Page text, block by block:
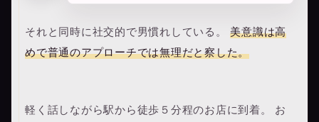
それと同時に社交的で男慣れしている。美意識は高
めで普通のアプローチでは無理だと察した。
軽く話しながら駅から徒歩５分程のお店に到着。 お